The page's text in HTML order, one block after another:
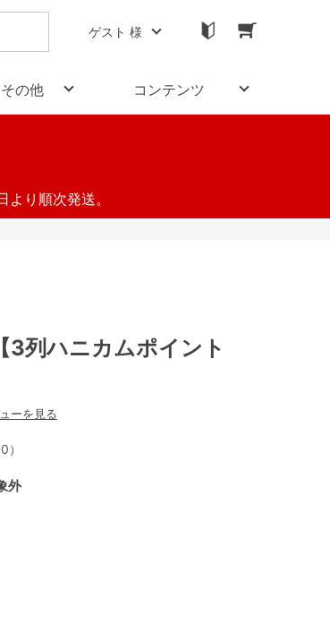
ゲスト 様
の他 コンテンツ
り順次発送。
外
3列ハニカムポイント
ーを見る